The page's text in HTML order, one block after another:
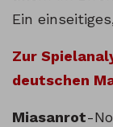
Ein
Zur
deutschen
Miasanrot-